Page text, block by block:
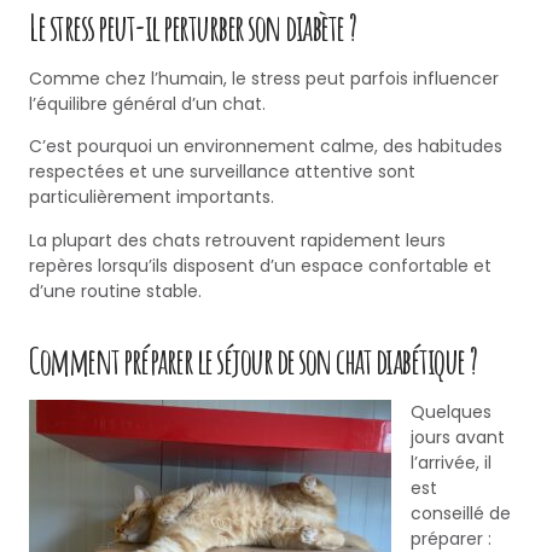
Le stress peut-il perturber son diabète ?
Comme chez l’humain, le stress peut parfois influencer
l’équilibre général d’un chat.
C’est pourquoi un environnement calme, des habitudes
respectées et une surveillance attentive sont
particulièrement importants.
La plupart des chats retrouvent rapidement leurs
repères lorsqu’ils disposent d’un espace confortable et
d’une routine stable.
Comment préparer le séjour de son chat diabétique ?
Quelques
jours avant
l’arrivée, il
est
conseillé de
préparer :